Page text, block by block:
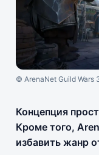
© ArenaNet Guild Wars
Концепция
Кроме того,
избавить жанр